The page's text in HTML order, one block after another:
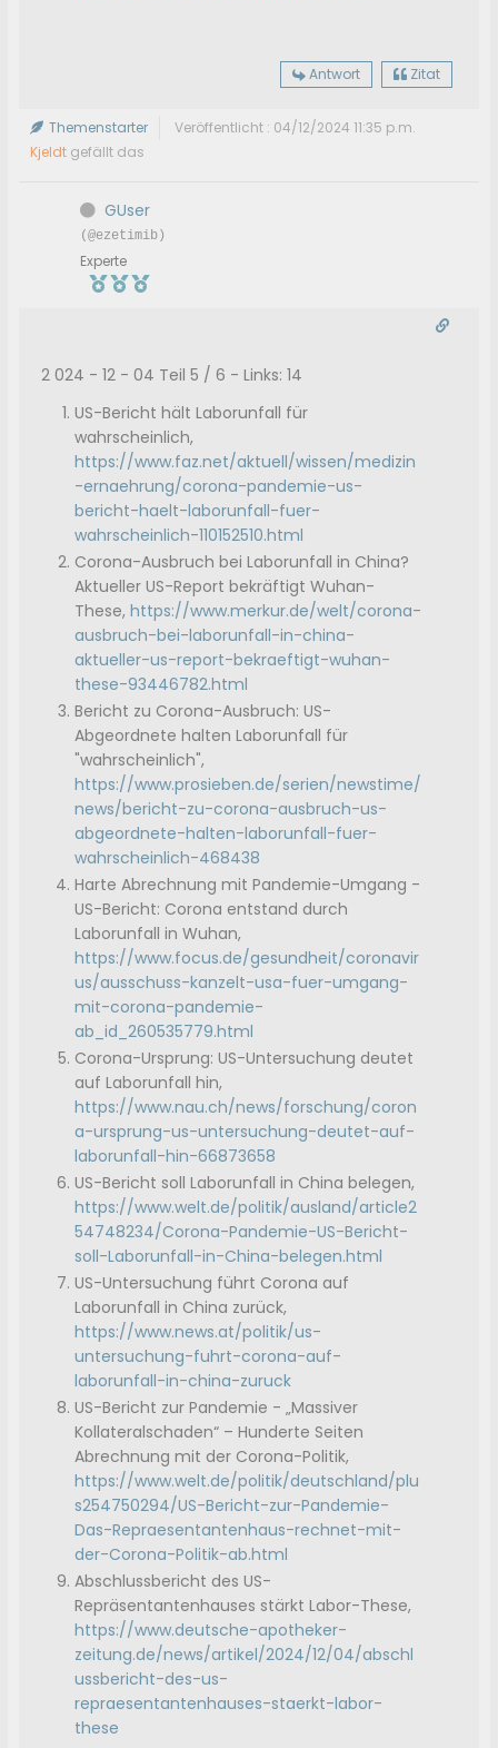
Antwort Zitat
Themenstarter
Veröffentlicht : 04/12/2024 11:35 p.m.
Kjeldt gefällt das
GUser
(@ezetimib)
Experte
2 024 - 12 - 04 Teil 5 / 6 - Links: 14
US-Bericht hält Laborunfall für
wahrscheinlich,
https://www.faz.net/aktuell/wissen/medizin
-ernaehrung/corona-pandemie-us-
bericht-haelt-laborunfall-fuer-
wahrscheinlich-110152510.html
Corona-Ausbruch bei Laborunfall in China?
Aktueller US-Report bekräftigt Wuhan-
These,https://www.merkur.de/welt/corona-
ausbruch-bei-laborunfall-in-china-
aktueller-us-report-bekraeftigt-wuhan-
these-93446782.html
Bericht zu Corona-Ausbruch: US-
Abgeordnete halten Laborunfall für
"wahrscheinlich",
https://www.prosieben.de/serien/newstime/
news/bericht-zu-corona-ausbruch-us-
abgeordnete-halten-laborunfall-fuer-
wahrscheinlich-468438
Harte Abrechnung mit Pandemie-Umgang -
US-Bericht: Corona entstand durch
Laborunfall in Wuhan,
https://www.focus.de/gesundheit/coronavir
us/ausschuss-kanzelt-usa-fuer-umgang-
mit-corona-pandemie-
ab_id_260535779.html
Corona-Ursprung: US-Untersuchung deutet
auf Laborunfall hin,
https://www.nau.ch/news/forschung/coron
a-ursprung-us-untersuchung-deutet-auf-
laborunfall-hin-66873658
US-Bericht soll Laborunfall in China belegen,
https://www.welt.de/politik/ausland/article2
54748234/Corona-Pandemie-US-Bericht-
soll-Laborunfall-in-China-belegen.html
US-Untersuchung führt Corona auf
Laborunfall in China zurück,
https://www.news.at/politik/us-
untersuchung-fuhrt-corona-auf-
laborunfall-in-china-zuruck
US-Bericht zur Pandemie - „Massiver
Kollateralschaden“ – Hunderte Seiten
Abrechnung mit der Corona-Politik,
https://www.welt.de/politik/deutschland/plu
s254750294/US-Bericht-zur-Pandemie-
Das-Repraesentantenhaus-rechnet-mit-
der-Corona-Politik-ab.html
Abschlussbericht des US-
Repräsentantenhauses stärkt Labor-These,
https://www.deutsche-apotheker-
zeitung.de/news/artikel/2024/12/04/abschl
ussbericht-des-us-
repraesentantenhauses-staerkt-labor-
these